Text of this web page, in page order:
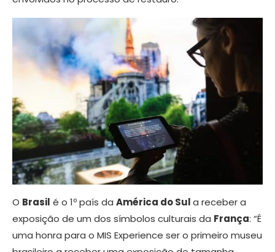
O Brasil é o 1º país da América do Sula receber a
exposição de um dos símbolos culturais da França: “É
uma honra para o MIS Experience ser o primeiro museu